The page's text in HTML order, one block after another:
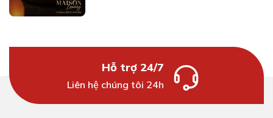
Hỗ trợ 24/7
Liên hệ chúng tôi 24h